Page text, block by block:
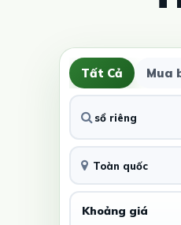
Tất Cả Mua
Toàn quốc
Khoảng giá